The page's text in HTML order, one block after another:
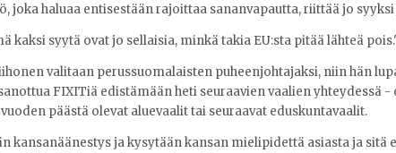
joka haluaa entisestään rajoittaa sananvapautta, riittää jo syyksi
kaksi syytä ovat jo sellaisia, minkä takia EU:sta pitää lähteä
valitaan perussuomalaisten puheenjohtajaksi, niin hän
FIXITiä edistämään heti seuraavien vaalien yhteydessä -
päästä olevat aluevaalit tai seuraavat eduskuntavaalit.
kansanäänestys ja kysytään kansan mielipidettä asiasta ja sitä